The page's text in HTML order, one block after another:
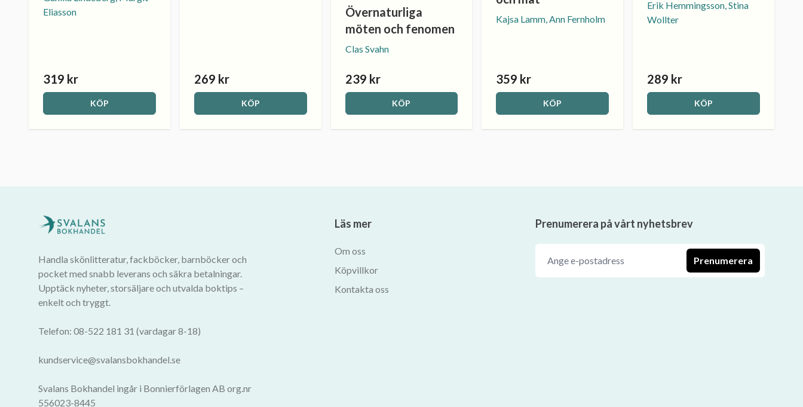
Eliasson
319 kr
KÖP
269 kr
KÖP
Övernaturliga
möten och fenomen
Clas Svahn
239 kr
KÖP
Kajsa Lamm, Ann Fernholm
359 kr
KÖP
Erik Hemmingsson, Stina
Wollter
289 kr
KÖP
Handla skönlitteratur, fackböcker, barnböcker och
pocket med snabb leverans och säkra betalningar.
Upptäck nyheter, storsäljare och utvalda boktips –
enkelt och tryggt.
Telefon: 08-522 181 31 (vardagar 8-18)
kundservice@svalansbokhandel.se
Svalans Bokhandel ingår i Bonnierförlagen AB org.nr
556023-8445
Läs mer
Om oss
Köpvillkor
Kontakta oss
Prenumerera på vårt nyhetsbrev
Prenumerera